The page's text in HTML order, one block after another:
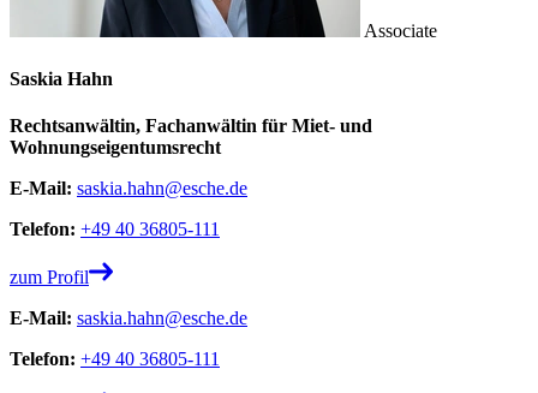
Associate
Saskia Hahn
Rechtsanwältin, Fachanwältin für Miet- und
Wohnungseigentumsrecht
E-Mail: saskia.hahn@esche.de
Telefon: +49 40 36805-111
zum Profil
E-Mail: saskia.hahn@esche.de
Telefon: +49 40 36805-111